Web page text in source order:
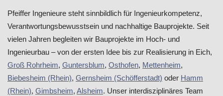
Pfeiffer Ingenieure steht sinnbildlich für Ingenieurkompetenz,
Verantwortungsbewusstsein und nachhaltige Bauprojekte. Seit
vielen Jahren begleiten wir Bauprojekte im Hoch- und
Ingenieurbau – von der ersten Idee bis zur Realisierung in Eich,
Groß Rohrheim, Guntersblum, Osthofen, Mettenheim,
Biebesheim (Rhein), Gernsheim (Schöfferstadt) oder Hamm
(Rhein), Gimbsheim, Alsheim. Unser interdisziplinäres Team